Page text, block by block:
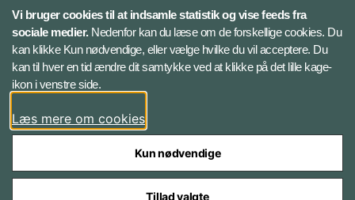
X
LinkedIn
Instagram
Vi bruger cookies til at indsamle statistik og vise feeds fra
sociale medier.Nedenfor kan du læse om de forskellige cookies. Du
kan klikke Kun nødvendige, eller vælge hvilke du vil acceptere. Du
kan til hver en tid ændre dit samtykke ved at klikke på det lille kage-
ikon i venstre side.
Læs mere om cookies
Kun nødvendige
Tillad valgte